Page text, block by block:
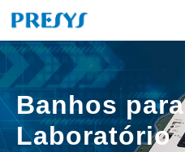
Banhos para
Laboratório